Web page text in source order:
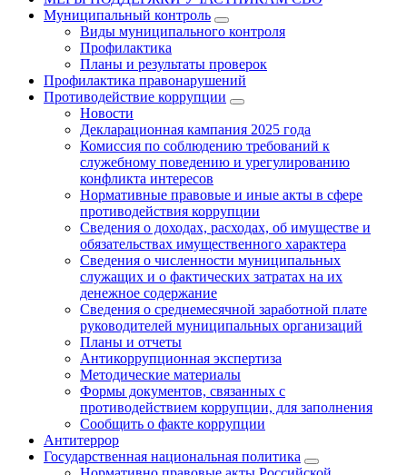
Муниципальный контроль
Виды муниципального контроля
Профилактика
Планы и результаты проверок
Профилактика правонарушений
Противодействие коррупции
Новости
Декларационная кампания 2025 года
Комиссия по соблюдению требований к
служебному поведению и урегулированию
конфликта интересов
Нормативные правовые и иные акты в сфере
противодействия коррупции
Сведения о доходах, расходах, об имуществе и
обязательствах имущественного характера
Сведения о численности муниципальных
служащих и о фактических затратах на их
денежное содержание
Сведения о среднемесячной заработной плате
руководителей муниципальных организаций
Планы и отчеты
Антикоррупционная экспертиза
Методические материалы
Формы документов, связанных с
противодействием коррупции, для заполнения
Сообщить о факте коррупции
Антитеррор
Государственная национальная политика